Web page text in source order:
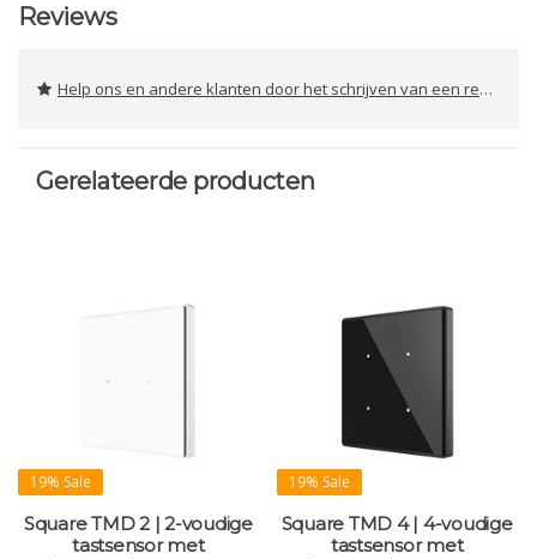
Reviews
Help ons en andere klanten door het schrijven van een review
Gerelateerde producten
19% Sale
Square TMD 2 | 2-voudige
tastsensor met
19% Sale
Square TMD 4 | 4-voudige
tastsensor met